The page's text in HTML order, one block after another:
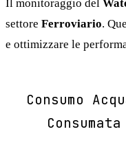
Il monitoraggio del
settore Ferroviario.
e ottimizzare le
Consumo